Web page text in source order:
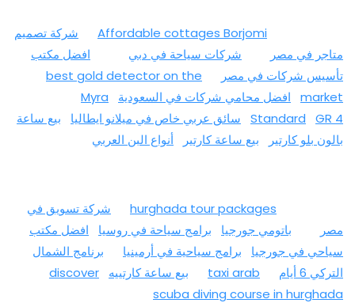
Affordable cottages Borjomi
شركة تصميم
متاجر في مصر
شركات سياحة في دبي
افضل مكتب
تأسيس شركات في مصر
best gold detector on the
market
افضل محامي شركات في السعودية
Myra
Standard
GR 4 سائق عربي خاص في ميلانو ايطاليا
بيع ساعة
بالون بلو كارتير
بيع ساعة كارتير أنواع البن العربي
hurghada tour packages
شركة تسويق في
مصر
باتومي جورجيا برامج سياحة في روسيا
افضل مكتب
سياحي في جورجيا
برامج سياحية في أرمينيا
برنامج الشمال
التركي 6 أيام
taxi arab بيع ساعة كارتييه
discover
scuba diving course in hurghada